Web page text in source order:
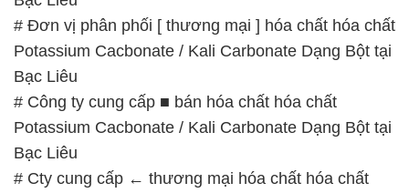
# Đơn vị phân phối [ thương mại ] hóa chất hóa chất
Potassium Cacbonate / Kali Carbonate Dạng Bột tại
Bạc Liêu
# Công ty cung cấp ■ bán hóa chất hóa chất
Potassium Cacbonate / Kali Carbonate Dạng Bột tại
Bạc Liêu
# Cty cung cấp ← thương mại hóa chất hóa chất